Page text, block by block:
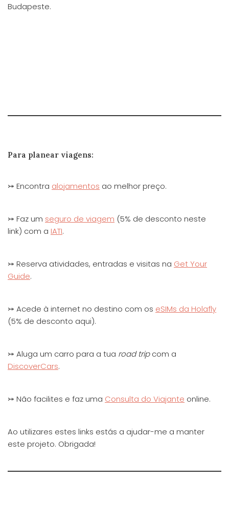
Budapeste.
Para planear viagens:
⤖ Encontra alojamentos ao melhor preço.
⤖ Faz um seguro de viagem (5% de desconto neste
link) com a IATI.
⤖ Reserva atividades, entradas e visitas na Get Your
Guide.
⤖ Acede à internet no destino com os eSIMs da Holafly
(5% de desconto aqui).
⤖ Aluga um carro para a tua road tripcom a
DiscoverCars.
⤖ Não facilites e faz uma Consulta do Viajante online.
Ao utilizares estes links estás a ajudar-me a manter
este projeto. Obrigada!